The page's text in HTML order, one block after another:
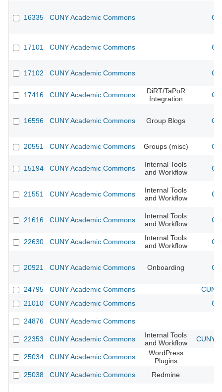
16335 CUNY Academic Commons
17101 CUNY Academic Commons
17102 CUNY Academic Commons
17416 CUNY Academic Commons
DiRT/TaPoR
Integration
16596 CUNY Academic Commons Group Blogs
20551 CUNY Academic Commons Groups (misc)
15194 CUNY Academic Commons
Internal Tools
and Workflow
21551 CUNY Academic Commons
Internal Tools
and Workflow
21616 CUNY Academic Commons
Internal Tools
and Workflow
22630 CUNY Academic Commons
Internal Tools
and Workflow
20921 CUNY Academic Commons Onboarding
24795 CUNY Academic Commons
21010
CUNY Academic Commons
24876 CUNY Academic Commons
22353 CUNY Academic Commons
Internal Tools
and Workflow
CUNY
25034 CUNY Academic Commons
WordPress
Plugins
25038
CUNY Academic Commons Redmine